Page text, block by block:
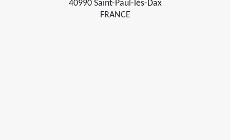
40990 Saint-Paul-lès-Dax
FRANCE